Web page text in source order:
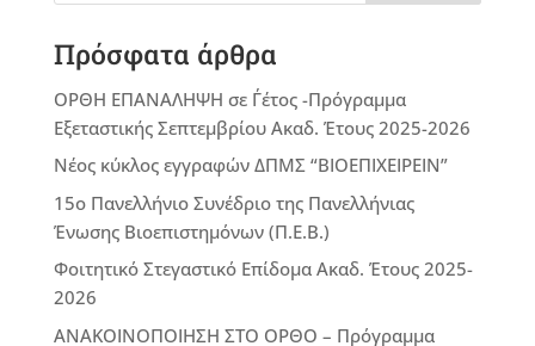
Πρόσφατα άρθρα
ΟΡΘΗ ΕΠΑΝΑΛΗΨΗ σε Γ΄έτος -Πρόγραμμα
Εξεταστικής Σεπτεμβρίου Ακαδ. Έτους 2025-2026
Νέος κύκλος εγγραφών ΔΠΜΣ “ΒΙΟΕΠΙΧΕΙΡΕΙΝ”
15ο Πανελλήνιο Συνέδριο της Πανελλήνιας
Ένωσης Βιοεπιστημόνων (Π.Ε.Β.)
Φοιτητικό Στεγαστικό Επίδομα Ακαδ. Έτους 2025-
2026
ΑΝΑΚΟΙΝΟΠΟΙΗΣΗ ΣΤΟ ΟΡΘΟ – Πρόγραμμα